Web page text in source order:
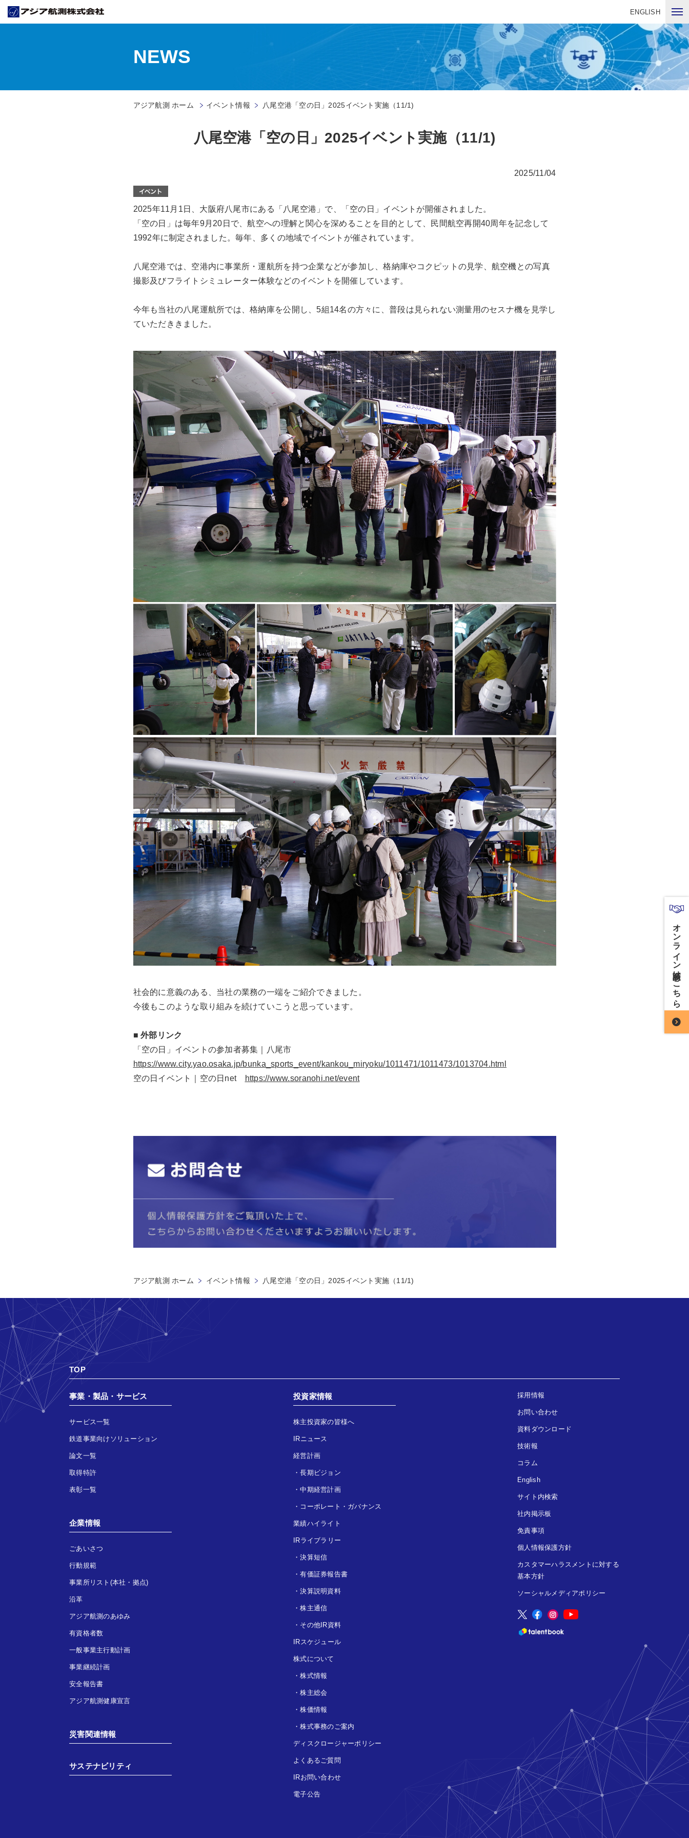
ENGLISH
NEWS
アジア航測 ホーム イベント情報 八尾空港「空の日」2025イベント実施（11/1)
八尾空港「空の日」2025イベント実施（11/1)
2025/11/04
2025年11月1日、大阪府八尾市にある「八尾空港」で、「空の日」イベントが開催されました。
「空の日」は毎年9月20日で、航空への理解と関心を深めることを目的として、民間航空再開40周年を記念して
1992年に制定されました。毎年、多くの地域でイベントが催されています。
八尾空港では、空港内に事業所・運航所を持つ企業などが参加し、格納庫やコクピットの見学、航空機との写真
撮影及びフライトシミュレーター体験などのイベントを開催しています。
今年も当社の八尾運航所では、格納庫を公開し、5組14名の方々に、普段は見られない測量用のセスナ機を見学し
ていただききました。
社会的に意義のある、当社の業務の一端をご紹介できました。
今後もこのような取り組みを続けていこうと思っています。
■ 外部リンク
「空の日」イベントの参加者募集｜八尾市
https://www.city.yao.osaka.jp/bunka_sports_event/kankou_miryoku/1011471/1011473/1013704.html
空の日イベント｜空の日net
https://www.soranohi.net/event
アジア航測 ホーム イベント情報 八尾空港「空の日」2025イベント実施（11/1)
TOP
事業・製品・サービス
サービス一覧
鉄道事業向けソリューション
論文一覧
取得特許
表彰一覧
企業情報
ごあいさつ
行動規範
事業所リスト(本社・拠点)
沿革
アジア航測のあゆみ
有資格者数
一般事業主行動計画
事業継続計画
安全報告書
アジア航測健康宣言
災害関連情報
サステナビリティ
投資家情報
株主投資家の皆様へ
IRニュース
経営計画
・長期ビジョン
・中期経営計画
・ コーポレート・ガバナンス
業績ハイライト
IRライブラリー
・決算短信
・有価証券報告書
・決算説明資料
・株主通信
・ その他IR資料
IRスケジュール
株式について
・株式情報
・株主総会
・株価情報
・株式事務のご案内
ディスクロージャーポリシー
よくあるご質問
IRお問い合わせ
電子公告
採用情報
お問い合わせ
資料ダウンロード
技術報
コラム
English
サイト内検索
社内掲示板
免責事項
個人情報保護方針
カスタマーハラスメントに対する
基本方針
ソーシャルメディアポリシー
オンライン商談はこちら